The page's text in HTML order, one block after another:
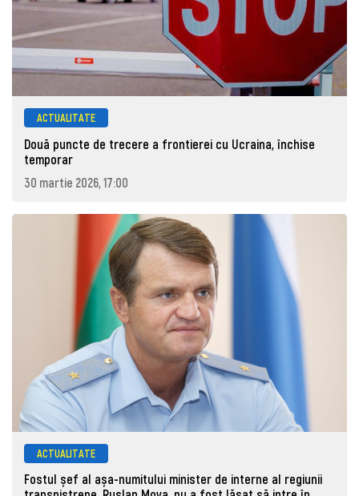
ACTUALITATE
Două puncte de trecere a frontierei cu Ucraina, închise
temporar
30 martie 2026, 17:00
ACTUALITATE
Fostul șef al așa-numitului minister de interne al regiunii